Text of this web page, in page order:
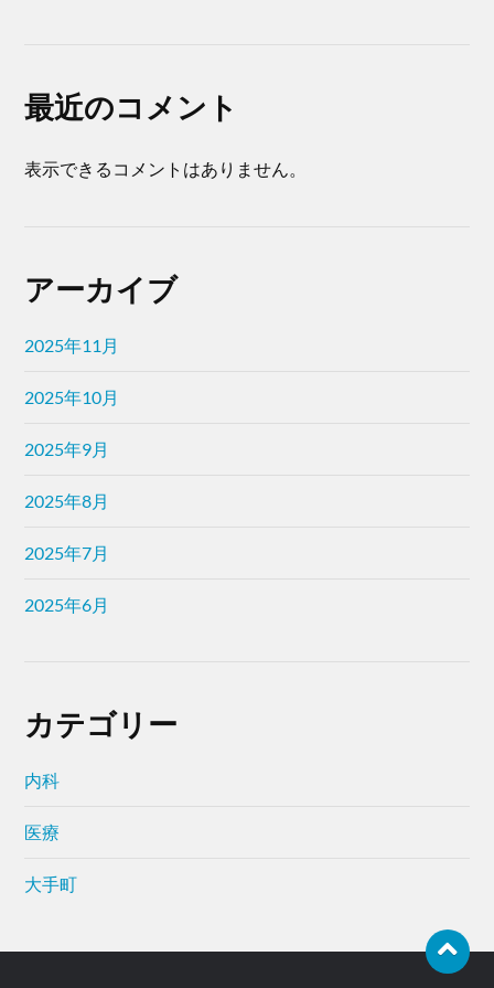
最近のコメント
表示できるコメントはありません。
アーカイブ
2025年11月
2025年10月
2025年9月
2025年8月
2025年7月
2025年6月
カテゴリー
内科
医療
大手町